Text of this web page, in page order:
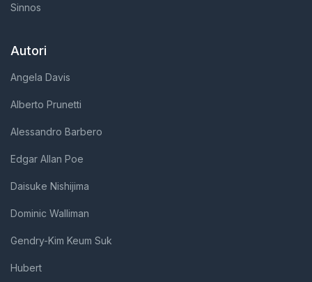
Sinnos
Autori
Angela Davis
Alberto Prunetti
Alessandro Barbero
Edgar Allan Poe
Daisuke Nishijima
Dominic Walliman
Gendry-Kim Keum Suk
Hubert